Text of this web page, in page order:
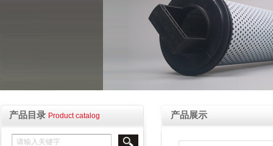
产品目录 Product catalog 产品展示